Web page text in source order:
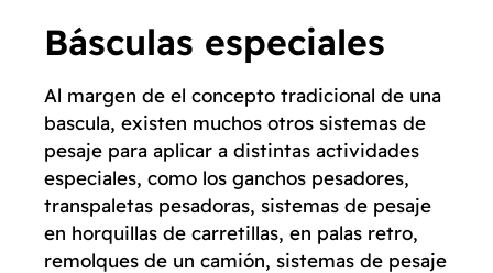
Básculas especiales
Al margen de el concepto tradicional de una
bascula, existen muchos otros sistemas de
pesaje para aplicar a distintas actividades
especiales, como los ganchos pesadores,
transpaletas pesadoras, sistemas de pesaje
en horquillas de carretillas, en palas retro,
remolques de un camión, sistemas de pesaje